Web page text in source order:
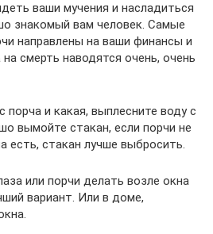
ваши мучения и насладиться
знакомый вам человек. Самые
направлены на ваши финансы и
смерть наводятся очень, очень
порча и какая, выплесните воду с
вымойте стакан, если порчи не
есть, стакан лучше выбросить.
или порчи делать возле окна
вариант. Или в доме,